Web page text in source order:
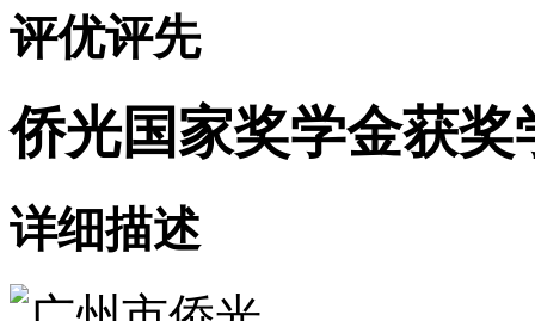
评优评先
侨光国家奖学金获奖
详细描述